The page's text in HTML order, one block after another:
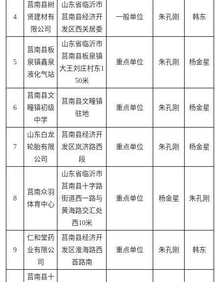
4
莒南县树
贤建材有
限公司
山东省临沂市
莒南县经济开
发区西关居委
一般单位 朱孔刚 韩东
5
莒南县板
泉镇鑫泉
液化气站
山东省临沂市
莒南县板泉镇
大王刘庄村东1
50米
重点单位 朱孔刚 杨金星
6
莒南县文
疃镇初级
中学
莒南县文疃镇
驻地
重点单位 朱孔刚 杨金星
7
山东白龙
轮胎有限
公司
莒南县经济开
发区岚济路西
段
重点单位 朱孔刚 杨金星
8
莒南众羽
体育中心
山东省临沂市
莒南县十字路
街道西一路与
黄海路交汇处
西10米
重点单位 杨金星 朱孔刚
9
仁和堂药
业有限公
司
莒南县经济开
发区淮海路西
首路南
重点单位 朱孔刚 韩东
莒南县十